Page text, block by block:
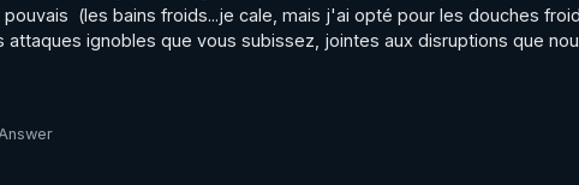
(les bains froids...je cale, mais j'ai opté pour les douches
attaques ignobles que vous subissez, jointes aux disruptions que